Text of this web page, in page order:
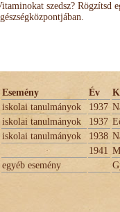
szedsz? Rögzítsd
Esemény Év
iskolai tanulmányok 1937
iskolai tanulmányok 1937
iskolai tanulmányok 1938
1941
egyéb esemény